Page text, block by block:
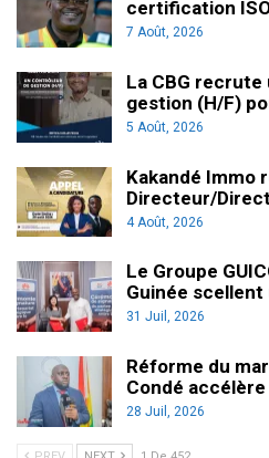
certification
7 Août, 2026
La CBG
gestion (H/F)
5 Août, 2026
Kakandé Immo
Directeur/
4 Août, 2026
Le Groupe
Guinée
31 Juil, 2026
Réforme du
Condé
28 Juil, 2026